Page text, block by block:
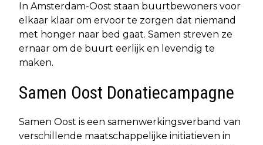
In Amsterdam-Oost staan buurtbewoners voor
elkaar klaar om ervoor te zorgen dat niemand
met honger naar bed gaat. Samen streven ze
ernaar om de buurt eerlijk en levendig te
maken.
Samen Oost Donatiecampagne
Samen Oost is een samenwerkingsverband van
verschillende maatschappelijke initiatieven in